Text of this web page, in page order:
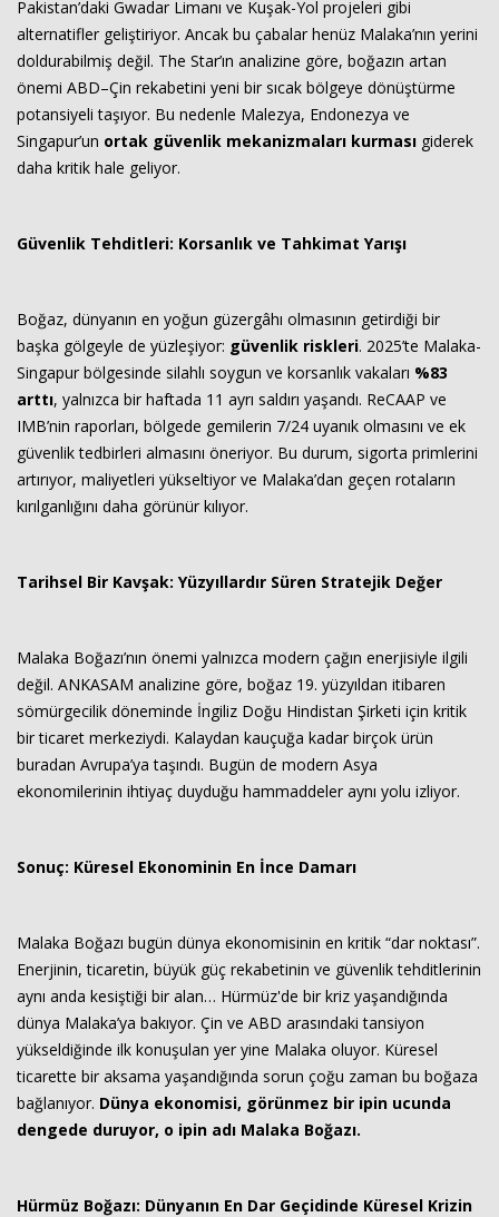
Pakistan’daki Gwadar Limanı ve Kuşak-Yol projeleri gibi
alternatifler geliştiriyor. Ancak bu çabalar henüz Malaka’nın yerini
doldurabilmiş değil. The Star’ın analizine göre, boğazın artan
önemi ABD–Çin rekabetini yeni bir sıcak bölgeye dönüştürme
potansiyeli taşıyor. Bu nedenle Malezya, Endonezya ve
Singapur’un ortak güvenlik mekanizmaları kurması giderek
daha kritik hale geliyor.
Güvenlik Tehditleri: Korsanlık ve Tahkimat Yarışı
Boğaz, dünyanın en yoğun güzergâhı olmasının getirdiği bir
başka gölgeyle de yüzleşiyor: güvenlik riskleri. 2025’te Malaka-
Singapur bölgesinde silahlı soygun ve korsanlık vakaları %83
arttı, yalnızca bir haftada 11 ayrı saldırı yaşandı. ReCAAP ve
IMB’nin raporları, bölgede gemilerin 7/24 uyanık olmasını ve ek
güvenlik tedbirleri almasını öneriyor. Bu durum, sigorta primlerini
artırıyor, maliyetleri yükseltiyor ve Malaka’dan geçen rotaların
kırılganlığını daha görünür kılıyor.
Tarihsel Bir Kavşak: Yüzyıllardır Süren Stratejik Değer
Malaka Boğazı’nın önemi yalnızca modern çağın enerjisiyle ilgili
değil. ANKASAM analizine göre, boğaz 19. yüzyıldan itibaren
sömürgecilik döneminde İngiliz Doğu Hindistan Şirketi için kritik
bir ticaret merkeziydi. Kalaydan kauçuğa kadar birçok ürün
buradan Avrupa’ya taşındı. Bugün de modern Asya
ekonomilerinin ihtiyaç duyduğu hammaddeler aynı yolu izliyor.
Sonuç: Küresel Ekonominin En İnce Damarı
Malaka Boğazı bugün dünya ekonomisinin en kritik “dar noktası”.
Enerjinin, ticaretin, büyük güç rekabetinin ve güvenlik tehditlerinin
aynı anda kesiştiği bir alan… Hürmüz'de bir kriz yaşandığında
dünya Malaka’ya bakıyor. Çin ve ABD arasındaki tansiyon
yükseldiğinde ilk konuşulan yer yine Malaka oluyor. Küresel
ticarette bir aksama yaşandığında sorun çoğu zaman bu boğaza
bağlanıyor. Dünya ekonomisi, görünmez bir ipin ucunda
dengede duruyor, o ipin adı Malaka Boğazı.
Hürmüz Boğazı: Dünyanın En Dar Geçidinde Küresel Krizin